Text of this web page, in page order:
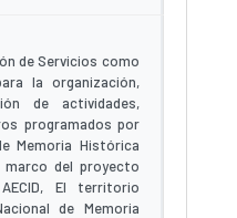
de Servicios como
la organización,
de actividades,
programados por
Memoria Histórica
marco del proyecto
El territorio
de Memoria